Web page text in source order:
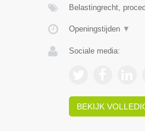
Belastingrecht,
Openingstijden ▼
Sociale media:
BEKIJK